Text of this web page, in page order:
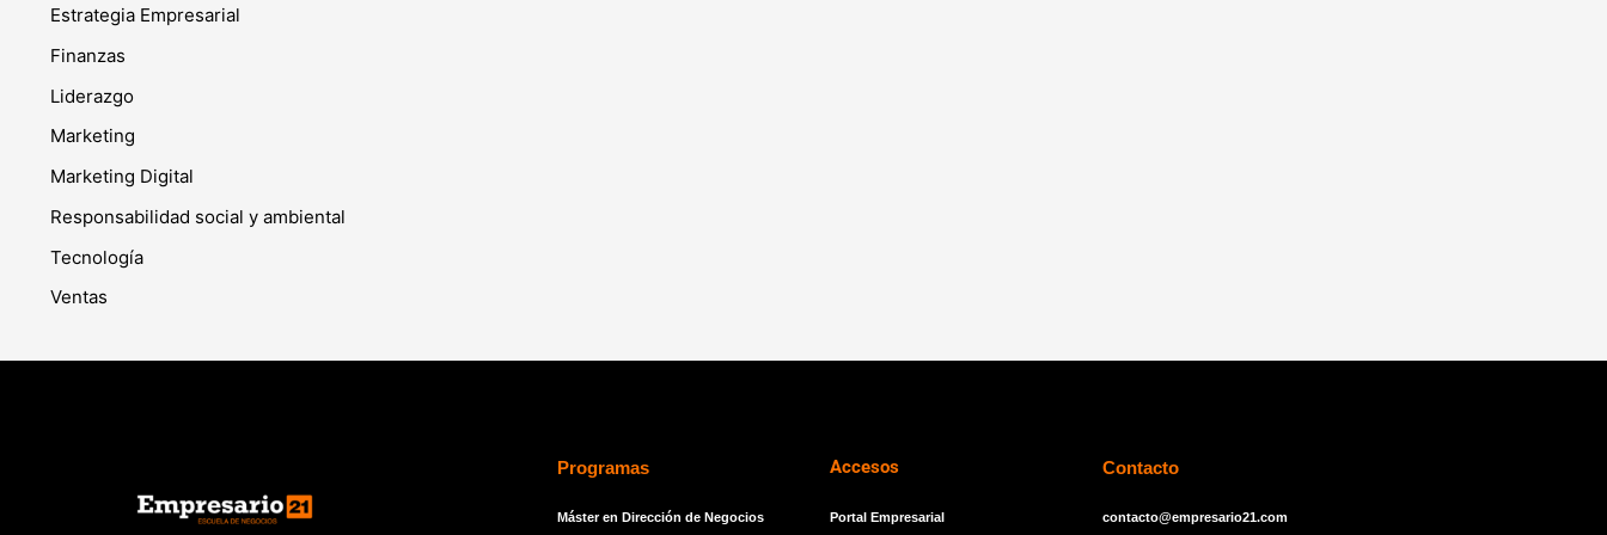
Estrategia Empresarial
Finanzas
Liderazgo
Marketing
Marketing Digital
Responsabilidad social y ambiental
Tecnología
Ventas
Programas
Máster en Dirección de Negocios
Accesos
Portal Empresarial
Contacto
contacto@empresario21.com